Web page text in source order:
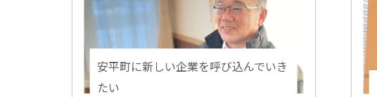
安平町に新しい企業を呼び込んでいき
たい